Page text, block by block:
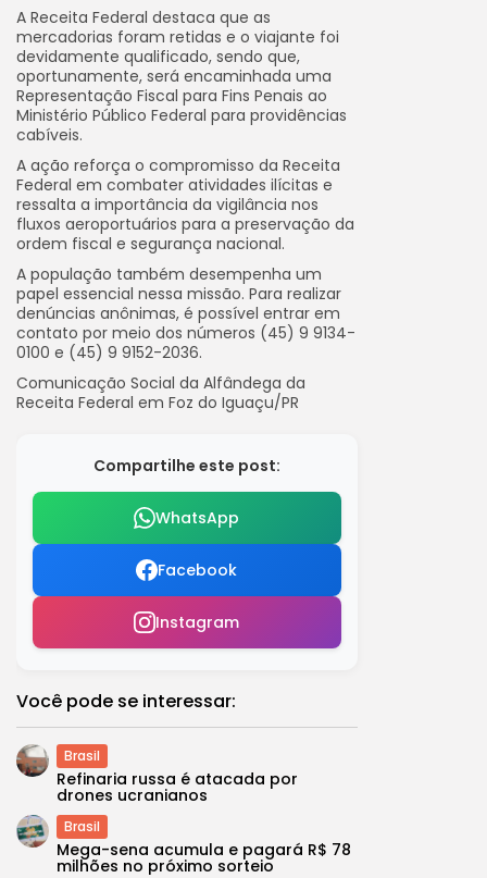
A Receita Federal destaca que as
mercadorias foram retidas e o viajante foi
devidamente qualificado, sendo que,
oportunamente, será encaminhada uma
Representação Fiscal para Fins Penais ao
Ministério Público Federal para providências
cabíveis.
A ação reforça o compromisso da Receita
Federal em combater atividades ilícitas e
ressalta a importância da vigilância nos
fluxos aeroportuários para a preservação da
ordem fiscal e segurança nacional.
A população também desempenha um
papel essencial nessa missão. Para realizar
denúncias anônimas, é possível entrar em
contato por meio dos números (45) 9 9134-
0100 e (45) 9 9152-2036.
Comunicação Social da Alfândega da
Receita Federal em Foz do Iguaçu/PR
Compartilhe este post:
WhatsApp
Facebook
Instagram
Você pode se interessar:
Brasil
Refinaria russa é atacada por
drones ucranianos
Brasil
Mega-sena acumula e pagará R$ 78
milhões no próximo sorteio